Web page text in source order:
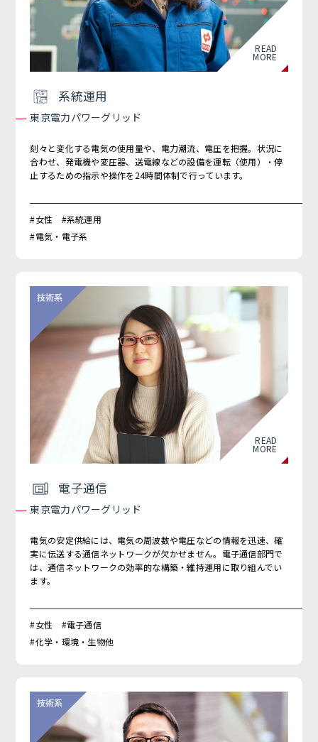
READ
MORE
系統運用
東京電力パワーグリッド
刻々と変化する電気の使用量や、電力潮流、電圧を把握。状況に
合わせ、発電機や変圧器、送電線などの設備を運転（使用）・停
止するための指示や操作を24時間体制で行っています。
#女性 #系統運用
#電気・電子系
READ
MORE
電子通信
東京電力パワーグリッド
電気の安定供給には、電気の周波数や電圧などの情報を迅速、確
実に伝送する通信ネットワークが欠かせません。電子通信部門で
は、通信ネットワークの効率的な構築・維持運用に取り組んでい
ます。
#女性 #電子通信
#化学・環境・生物他